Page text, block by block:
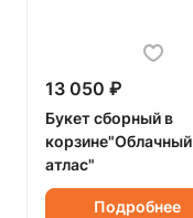
13 050 ₽
Букет сборный в
корзине"Облачный
атлас"
Подробнее